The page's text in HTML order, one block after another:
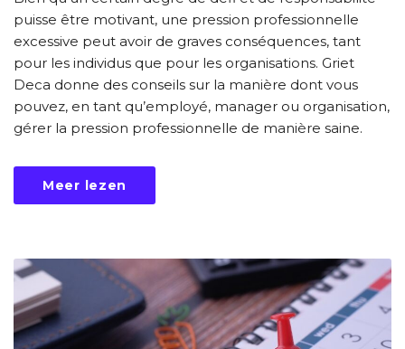
puisse être motivant, une pression professionnelle
excessive peut avoir de graves conséquences, tant
pour les individus que pour les organisations. Griet
Deca donne des conseils sur la manière dont vous
pouvez, en tant qu’employé, manager ou organisation,
gérer la pression professionnelle de manière saine.
Meer lezen